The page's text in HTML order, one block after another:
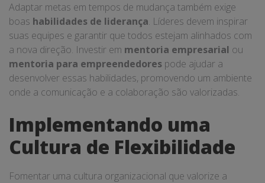
Adaptar metas em tempos de mudança também exige
boas habilidades de liderança. Líderes devem inspirar
suas equipes e garantir que todos estejam alinhados com
a nova direção. Investir em mentoria empresarial ou
mentoria para empreendedores pode ajudar a
desenvolver essas habilidades, promovendo um ambiente
onde a comunicação e a colaboração são valorizadas.
Implementando uma
Cultura de Flexibilidade
Fomentar uma cultura organizacional que valorize a